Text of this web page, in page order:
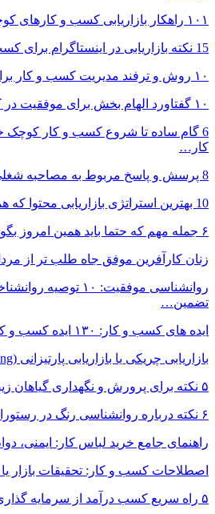
۱۰۱ راهکار بازاریابی کسب و کارهای کوچک: ایده ها، توصیه ها، و…
15 نکته بازاریابی در اینستاگرام برای کسب و کارها
۱۰ روش و ترفند مدیریت کسب و کار برای کارآفرینان
۱۰ گفتاورد الهام بخش برای موفقیت در کسب و کار و زندگی
کار…
8 پرسش و پاسخ مربوط به مصاحبه شغلی تحلیلگر کسب و کار
10 بهترین استراتژی بازاریابی محتوا که همین حالا باید به کار…
۶ جمله مهم که حتما باید همین امروز بگویید
زنان کارآفرین موفق جاه طلب تر از
روانشناسی موفقیت: ۱۰
تضمین…
ایده های کسب و کار: ۱۳۰ ایده کسب و کار که همین امروز باید…
بازاریابی چریکی یا بازاریابی پارتیزانی (Guerrilla Marketing)…
۵ نکته برای پرورش و نگهداری گیاهان زیبا در محل کار
۶ نکته درباره روانشناسی رنگ در رستوران ها و کافه ها
راهنمای جامع خرید لباس کار: ایمنی،
اصطلاحات کسب و کار: تحقیقات بازار یا Market Research چیست؟
۵ راه سریع کسب درآمد از سرمایه گذاری با ۱۰ میلیون تومان